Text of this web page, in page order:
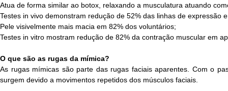
Atua de forma similar ao botox, relaxando a musculatura atuando
Testes in vivo demonstram redução de 52% das linhas de expressão
Pele visivelmente mais macia em 82% dos voluntários;
Testes in vitro mostram redução de 82% da contração muscular em
O que são as rugas da mímica?
As rugas mímicas são parte das rugas faciais aparentes. Com o
surgem devido a movimentos repetidos dos músculos faciais.